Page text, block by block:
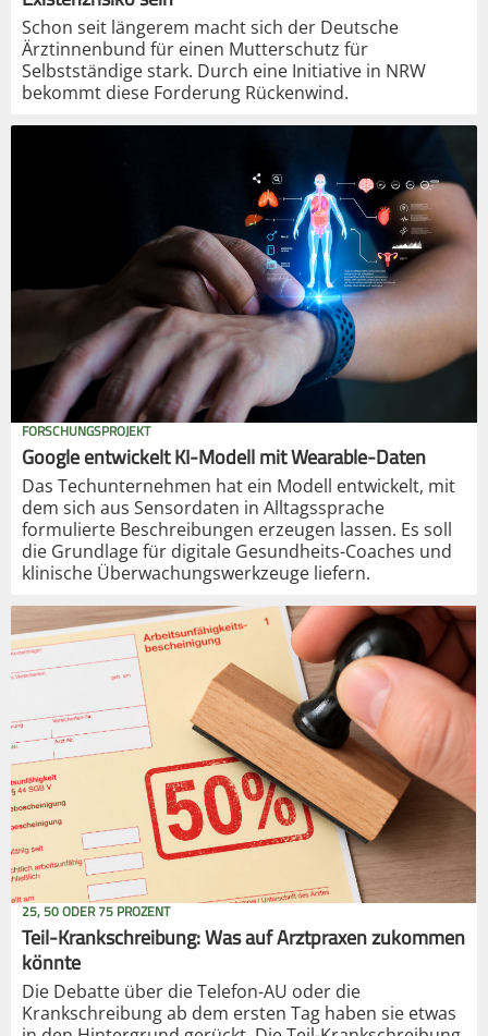
Schon seit längerem macht sich der Deutsche
Ärztinnenbund für einen Mutterschutz für
Selbstständige stark. Durch eine Initiative in NRW
bekommt diese Forderung Rückenwind.
FORSCHUNGSPROJEKT
Google entwickelt KI-Modell mit Wearable-Daten
Das Techunternehmen hat ein Modell entwickelt, mit
dem sich aus Sensordaten in Alltagssprache
formulierte Beschreibungen erzeugen lassen. Es soll
die Grundlage für digitale Gesundheits-Coaches und
klinische Überwachungswerkzeuge liefern.
25, 50 ODER 75 PROZENT
Teil-Krankschreibung: Was auf Arztpraxen zukommen
könnte
Die Debatte über die Telefon-AU oder die
Krankschreibung ab dem ersten Tag haben sie etwas